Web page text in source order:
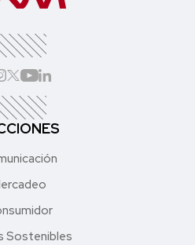
Sostenibles